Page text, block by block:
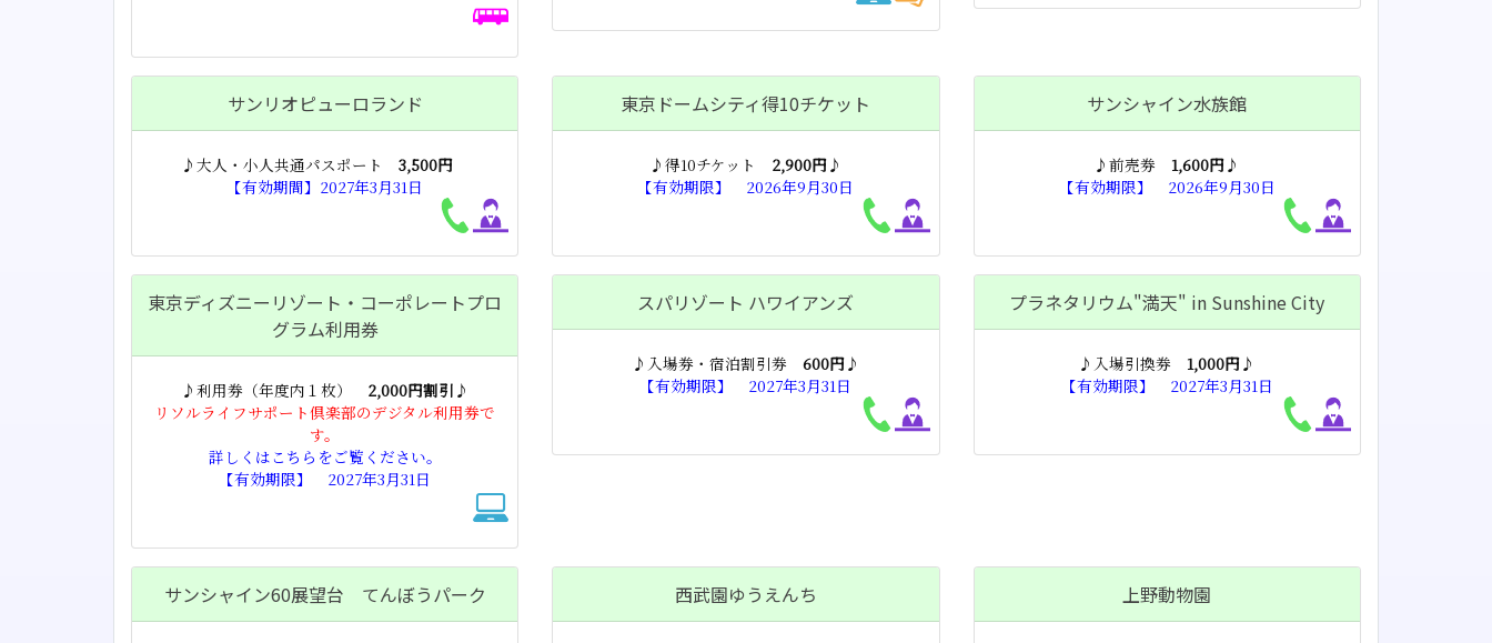
サンリオピューロランド
♪大人・小人共通パスポート3,500円
【有効期間】2027年3月31日
東京ドームシティ得10チケット
♪得10チケット 2,900円♪
【有効期限】 2026年9月30日
サンシャイン水族館
♪前売券 1,600円♪
【有効期限】 2026年9月30日
東京ディズニーリゾート・コーポレートプロ
グラム利用券
♪利用券（年度内１枚） 2,000円割引 ♪
リソルライフサポート倶楽部のデジタル利用券で
す。
詳しくはこちらをご覧ください。
【有効期限】 2027年3月31日
スパリゾート ハワイアンズ
♪入場券・宿泊割引券 600円♪
【有効期限】 2027年3月31日
プラネタリウム"満天" in Sunshine City
♪入場引換券 1,000円♪
【有効期限】 2027年3月31日
サンシャイン60展望台 てんぼうパーク 西武園ゆうえんち 上野動物園